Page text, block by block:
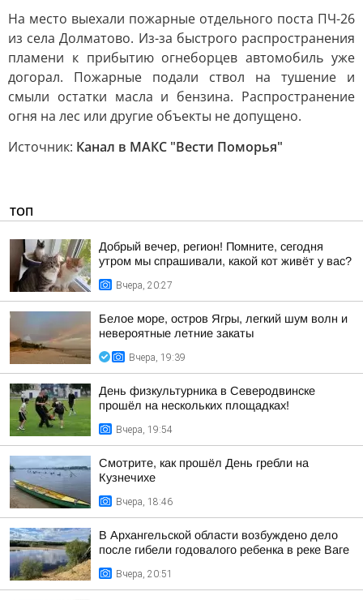
На место выехали пожарные отдельного поста ПЧ-26
из села Долматово. Из-за быстрого распространения
пламени к прибытию огнеборцев автомобиль уже
догорал. Пожарные подали ствол на тушение и
смыли остатки масла и бензина. Распространение
огня на лес или другие объекты не допущено.
Источник: Канал в МАКС "Вести Поморья"
ТОП
Добрый вечер, регион! Помните, сегодня
утром мы спрашивали, какой кот живёт у вас?
Вчера, 20:27
Белое море, остров Ягры, легкий шум волн и
невероятные летние закаты
Вчера, 19:39
День физкультурника в Северодвинске
прошёл на нескольких площадках!
Вчера, 19:54
Смотрите, как прошёл День гребли на
Кузнечихе
Вчера, 18:46
В Архангельской области возбуждено дело
после гибели годовалого ребенка в реке Ваге
Вчера, 20:51